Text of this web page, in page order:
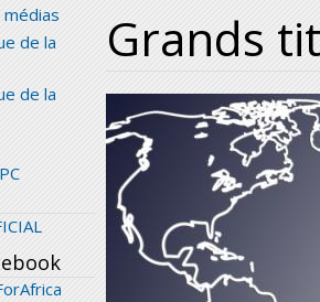
de la
de la
Grands